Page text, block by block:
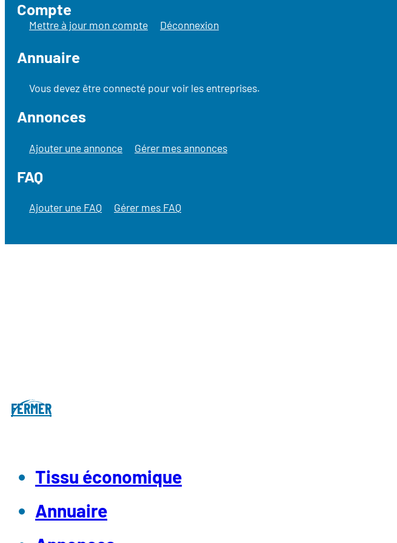
Compte
Mettre à jour mon compte Déconnexion
Annuaire
Vous devez être connecté pour voir les entreprises.
Annonces
Ajouter une annonce Gérer mes annonces
FAQ
Ajouter une FAQ Gérer mes FAQ
FERMER
Tissu économique
Annuaire